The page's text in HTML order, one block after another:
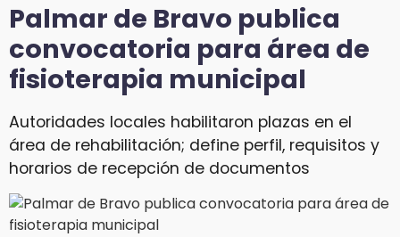
Palmar de Bravo publica
convocatoria para área de
fisioterapia municipal
Autoridades locales habilitaron plazas en el
área de rehabilitación; define perfil, requisitos y
horarios de recepción de documentos